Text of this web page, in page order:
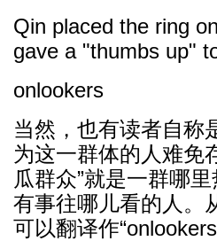
Qin placed the ring
gave a "thumbs up"
onlookers
当然，也有读者自称
为这一群体的人难免
瓜群众”就是一群哪
有事往哪儿看的人。
可以翻译作